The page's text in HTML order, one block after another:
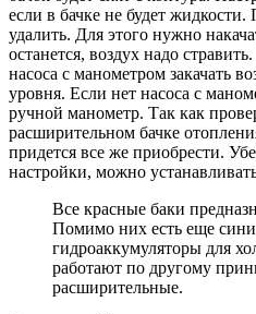
если в бачке не будет
удалить. Для этого нужно
останется, воздух надо
насоса с манометром закачать
уровня. Если нет насоса с
ручной манометр. Так как
расширительном бачке
придется все же приобрести.
настройки, можно
Все красные баки
Помимо них есть еще
гидроаккумуляторы для
работают по другому
расширительные.